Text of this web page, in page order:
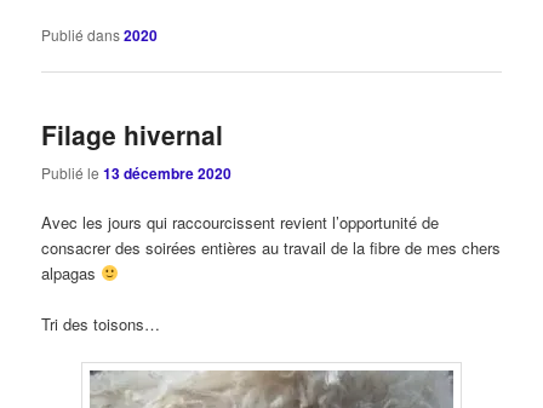
Publié dans2020
Filage hivernal
Publié le13 décembre 2020
Avec les jours qui raccourcissent revient l’opportunité de
consacrer des soirées entières au travail de la fibre de mes chers
alpagas
Tri des toisons…